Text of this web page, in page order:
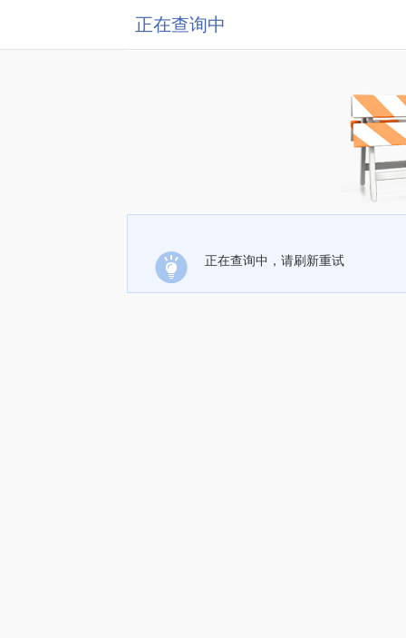
正在查询中
正在查询中，请刷新重试